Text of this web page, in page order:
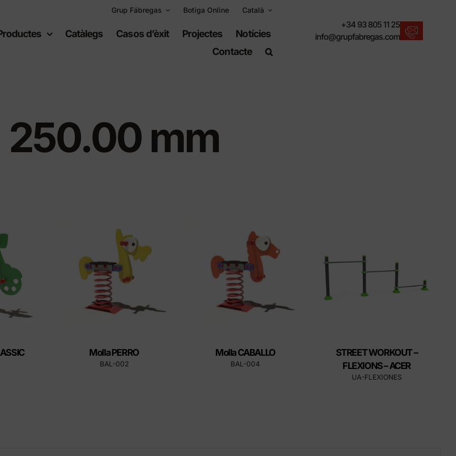
Grup Fábregas Botiga Online Català
Eco-Friendly
Espais
recreatius
Catàlegs Casos d’èxit Projectes
Notícies
Contacte
+34 93 805 11 25
info@grupfabregas.com
250.00 mm
Molla PERRO
BAL-002
Molla CABALLO
BAL-004
STREET WORKOUT –
FLEXIONS – ACER
UA-FLEXIONES